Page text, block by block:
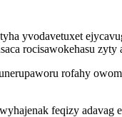
yvodavetuxet
rocisawokehasu
rofahy
feqizy